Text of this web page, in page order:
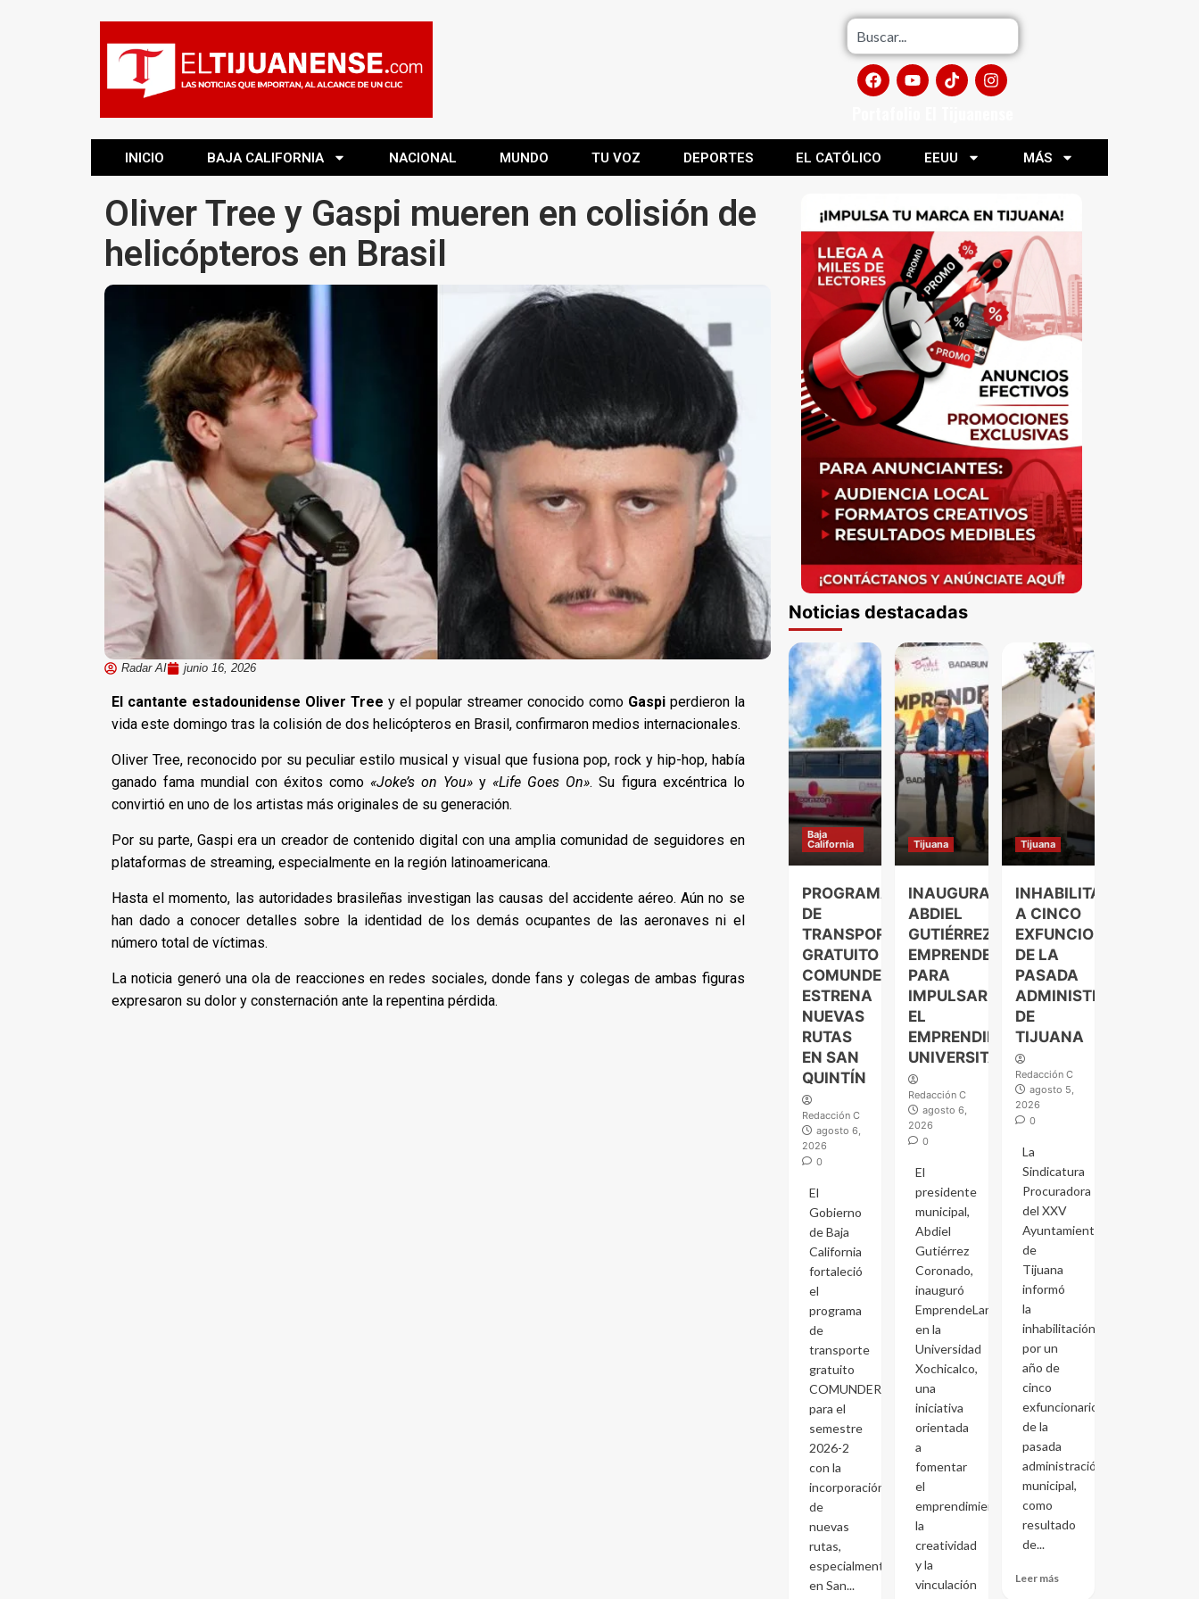
INICIO BAJA CALIFORNIA NACIONAL MUNDO TU VOZ DEPORTES EL CATÓLICO EEUU MÁS
Oliver Tree y Gaspi mueren en colisión de
helicópteros en Brasil
Radar AI junio 16, 2026
El cantante estadounidense Oliver Tree y el popular streamer conocido como Gaspiperdieron la
vida este domingo tras la colisión de dos helicópteros en Brasil, confirmaron medios internacionales.
Oliver Tree, reconocido por su peculiar estilo musical y visual que fusiona pop, rock y hip-hop, había
ganado fama mundial con éxitos como«Joke’s on You» y«Life Goes On». Su figura excéntrica lo
convirtió en uno de los artistas más originales de su generación.
Por su parte, Gaspi era un creador de contenido digital con una amplia comunidad de seguidores en
plataformas de streaming, especialmente en la región latinoamericana.
Hasta el momento, las autoridades brasileñas investigan las causas del accidente aéreo. Aún no se
han dado a conocer detalles sobre la identidad de los demás ocupantes de las aeronaves ni el
número total de víctimas.
La noticia generó una ola de reacciones en redes sociales, donde fans y colegas de ambas figuras
expresaron su dolor y consternación ante la repentina pérdida.
Noticias destacadas
Baja
California
PROGRAMA
DE
TRANSPORTE
GRATUITO
COMUNDER
ESTRENA
NUEVAS
RUTAS
EN SAN
QUINTÍN
Redacción C
agosto 6,
2026
0
El
Gobierno
de Baja
California
fortaleció
el
programa
de
transporte
gratuito
COMUNDER
para el
semestre
2026-2
con la
incorporación
de
nuevas
rutas,
especialmente
en San...
Tijuana
INAUGURA
ABDIEL
GUTIÉRREZ
EMPRENDELAND
PARA
IMPULSAR
EL
EMPRENDIMIENTO
UNIVERSITARIO
Redacción C
agosto 6,
2026
0
El
presidente
municipal,
Abdiel
Gutiérrez
Coronado,
inauguró
EmprendeLand
en la
Universidad
Xochicalco,
una
iniciativa
orientada
a
fomentar
el
emprendimiento,
la
creatividad
y la
vinculación
Tijuana
INHABILITAN
A CINCO
EXFUNCIONARIOS
DE LA
PASADA
ADMINISTRACIÓN
DE
TIJUANA
Redacción C
agosto 5,
2026
0
La
Sindicatura
Procuradora
del XXV
Ayuntamiento
de
Tijuana
informó
la
inhabilitación
por un
año de
cinco
exfuncionarios
de la
pasada
administración
municipal,
como
resultado
de...
Leer más